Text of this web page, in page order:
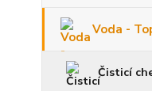
Voda -
Čisticí